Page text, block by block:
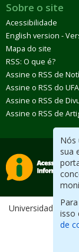
Nós
sua
isso
de
Sobre o site
Acessibilidade
English version -
Mapa do site
RSS: O que é?
Assine o RSS de
Assine o RSS do
Assine o RSS de
Assine o RSS de
Universidade